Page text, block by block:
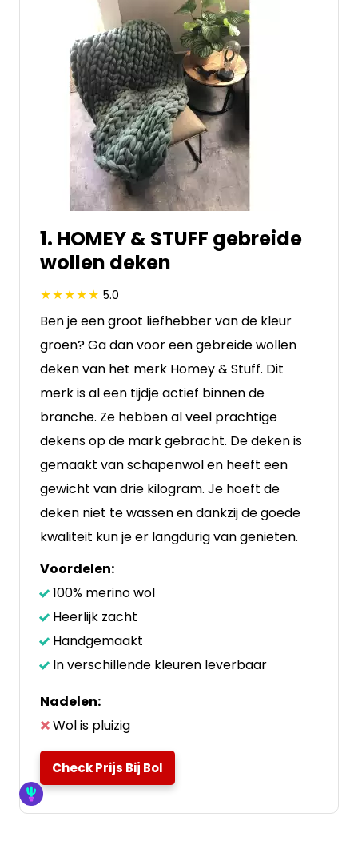
1. HOMEY & STUFF gebreide
wollen deken
5.0
Ben je een groot liefhebber van de kleur
groen? Ga dan voor een gebreide wollen
deken van het merk Homey & Stuff. Dit
merk is al een tijdje actief binnen de
branche. Ze hebben al veel prachtige
dekens op de mark gebracht. De deken is
gemaakt van schapenwol en heeft een
gewicht van drie kilogram. Je hoeft de
deken niet te wassen en dankzij de goede
kwaliteit kun je er langdurig van genieten.
Voordelen:
100% merino wol
Heerlijk zacht
Handgemaakt
In verschillende kleuren leverbaar
Nadelen:
Wol is pluizig
Check Prijs Bij Bol